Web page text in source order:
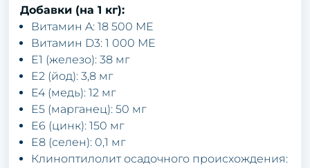
Добавки (на 1 кг):
Витамин A: 18 500 ME
Витамин D3: 1 000 ME
E1 (железо): 38 мг
E2 (йод): 3,8 мг
E4 (медь): 12 мг
E5 (марганец): 50 мг
E6 (цинк): 150 мг
E8 (селен): 0,1 мг
Клиноптилолит осадочного происхождения: